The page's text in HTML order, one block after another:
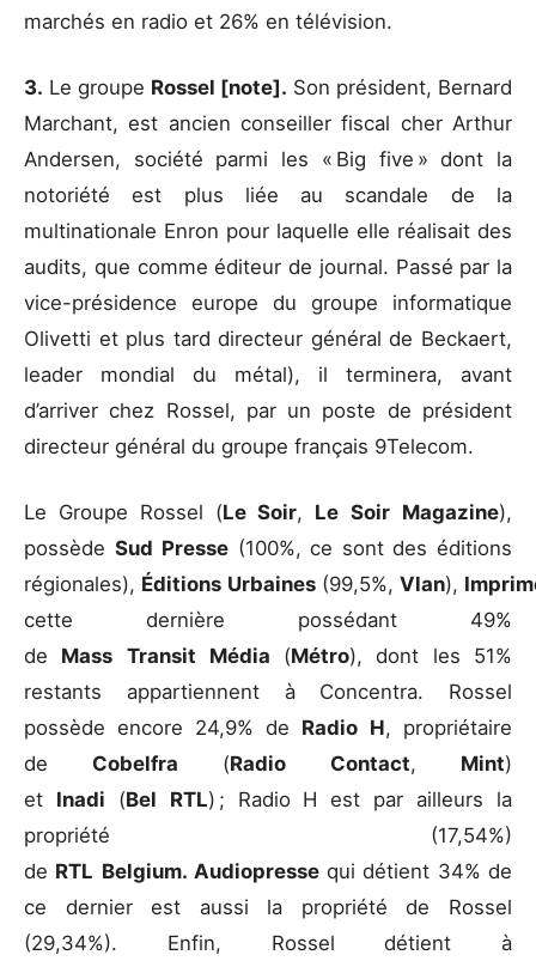
marchés en radio et 26% en télévision.
3. Le groupe Rossel [note]. Son président, Bernard
Marchant, est ancien conseiller fiscal cher Arthur
Andersen, société parmi les « Big five » dont la
notoriété est plus liée au scandale de la
multinationale Enron pour laquelle elle réalisait des
audits, que comme éditeur de journal. Passé par la
vice-présidence europe du groupe informatique
Olivetti et plus tard directeur général de Beckaert,
leader mondial du métal), il terminera, avant
d’arriver chez Rossel, par un poste de président
directeur général du groupe français 9Telecom.
Le Groupe Rossel (Le Soir, Le Soir Magazine),
possède Sud Presse (100%, ce sont des éditions
régionales), Éditions Urbaines (99,5%, Vlan),
cette dernière possédant 49%
de Mass Transit Média (Métro), dont les 51%
restants appartiennent à Concentra. Rossel
possède encore 24,9% de Radio H, propriétaire
de Cobelfra (Radio Contact, Mint)
et Inadi (Bel RTL) ; Radio H est par ailleurs la
propriété (17,54%)
de RTL Belgium. Audiopressequi détient 34% de
ce dernier est aussi la propriété de Rossel
(29,34%). Enfin, Rossel détient à